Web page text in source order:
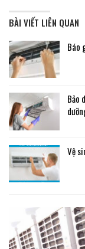
BÀI VIẾT LIÊN QUAN
Báo
Bảo
Vệ